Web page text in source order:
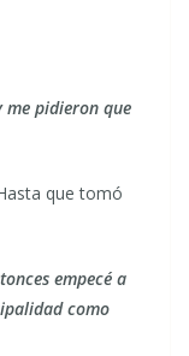
me pidieron que
que tomó
empecé a
como